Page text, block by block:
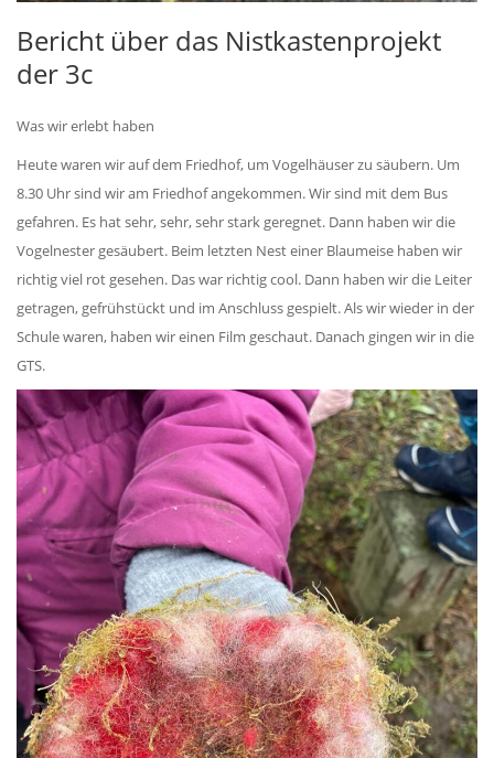
Bericht über das Nistkastenprojekt
der 3c
Was wir erlebt haben
Heute waren wir auf dem Friedhof, um Vogelhäuser zu säubern. Um
8.30 Uhr sind wir am Friedhof angekommen. Wir sind mit dem Bus
gefahren. Es hat sehr, sehr, sehr stark geregnet. Dann haben wir die
Vogelnester gesäubert. Beim letzten Nest einer Blaumeise haben wir
richtig viel rot gesehen. Das war richtig cool. Dann haben wir die Leiter
getragen, gefrühstückt und im Anschluss gespielt. Als wir wieder in der
Schule waren, haben wir einen Film geschaut. Danach gingen wir in die
GTS.